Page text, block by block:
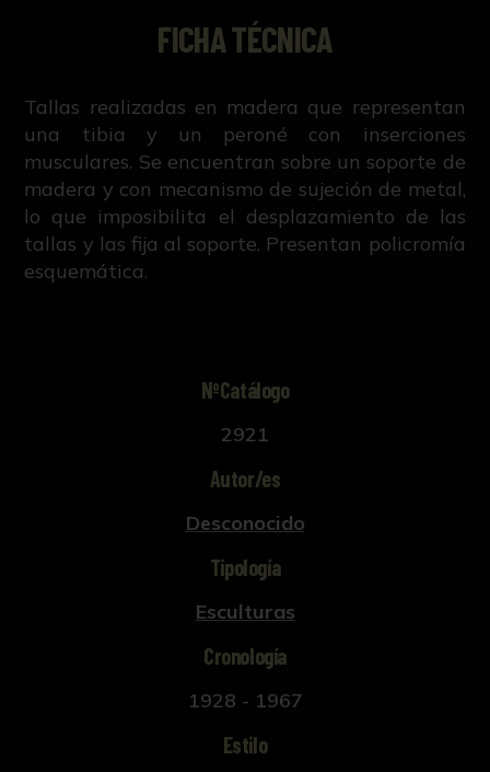
FICHA TÉCNICA
Tallas realizadas en madera que representan
una tibia y un peroné con inserciones
musculares. Se encuentran sobre un soporte de
madera y con mecanismo de sujeción de metal,
lo que imposibilita el desplazamiento de las
tallas y las fija al soporte. Presentan policromía
esquemática.
NºCatálogo
2921
Autor/es
Desconocido
Tipología
Esculturas
Cronología
1928 - 1967
Estilo